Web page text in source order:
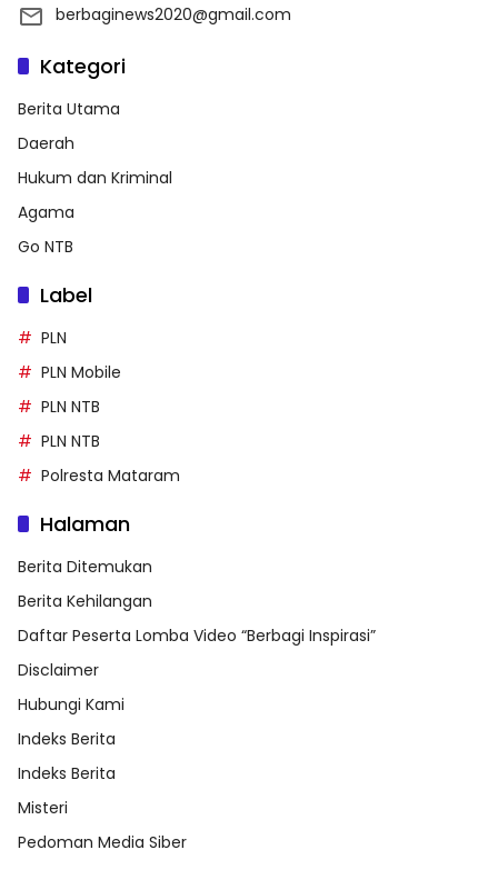
berbaginews2020@gmail.com
Kategori
Berita Utama
Daerah
Hukum dan Kriminal
Agama
Go NTB
Label
PLN
PLN Mobile
PLN NTB
PLN NTB
Polresta Mataram
Halaman
Berita Ditemukan
Berita Kehilangan
Daftar Peserta Lomba Video “Berbagi Inspirasi”
Disclaimer
Hubungi Kami
Indeks Berita
Indeks Berita
Misteri
Pedoman Media Siber